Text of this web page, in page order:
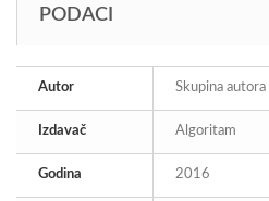
PODACI
Autor Skupina autora
Izdavač Algoritam
Godina 2016